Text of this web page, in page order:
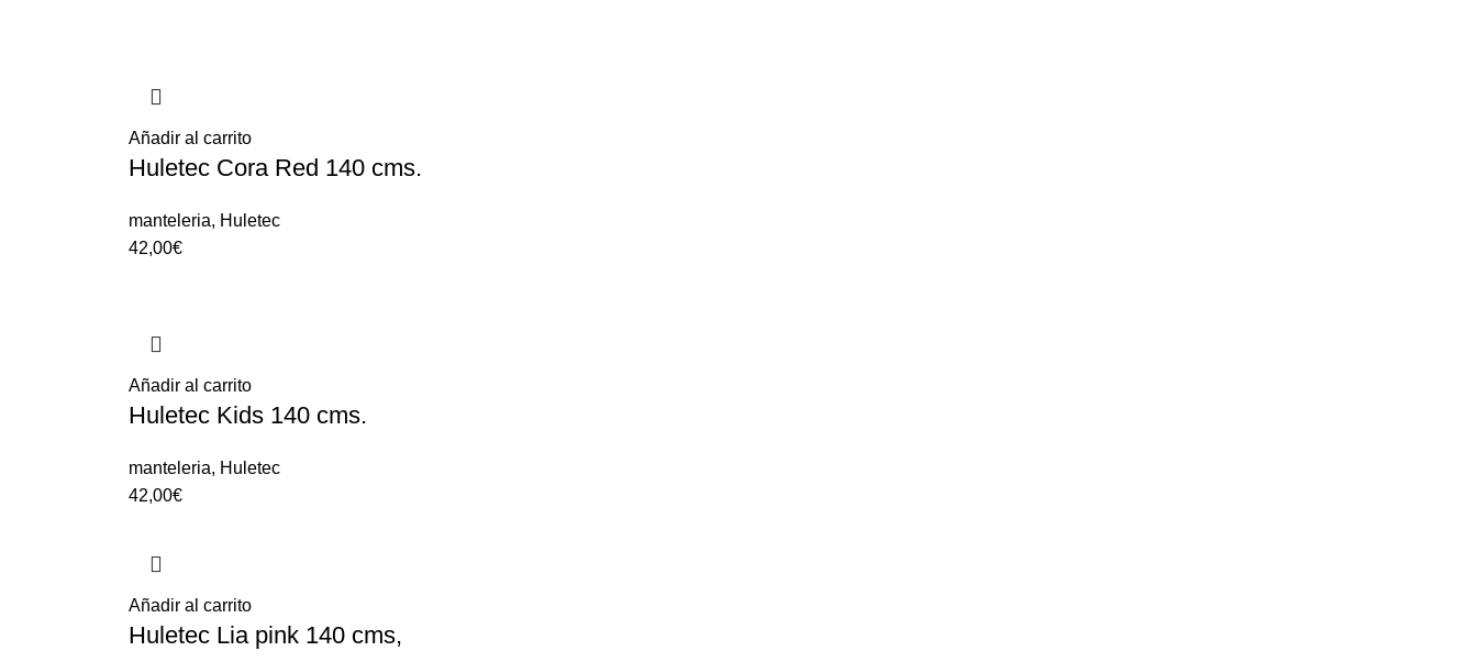
Añadir al carrito
Huletec Cora Red 140 cms.
manteleria, Huletec
42,00€
Añadir al carrito
Huletec Kids 140 cms.
manteleria, Huletec
42,00€
Añadir al carrito
Huletec Lia pink 140 cms,